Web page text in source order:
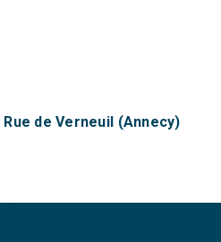
de Verneuil (Annecy)